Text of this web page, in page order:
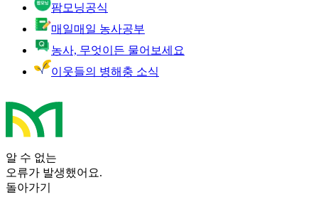
팜모닝공식
매일매일 농사공부
농사, 무엇이든 물어보세요
이웃들의 병해충 소식
알 수 없는
오류가 발생했어요.
돌아가기